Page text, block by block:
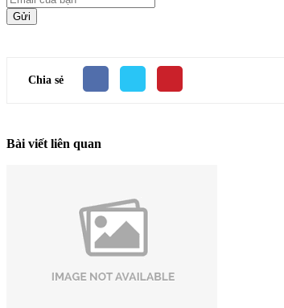
Gửi
Chia sẻ
Bài viết liên quan